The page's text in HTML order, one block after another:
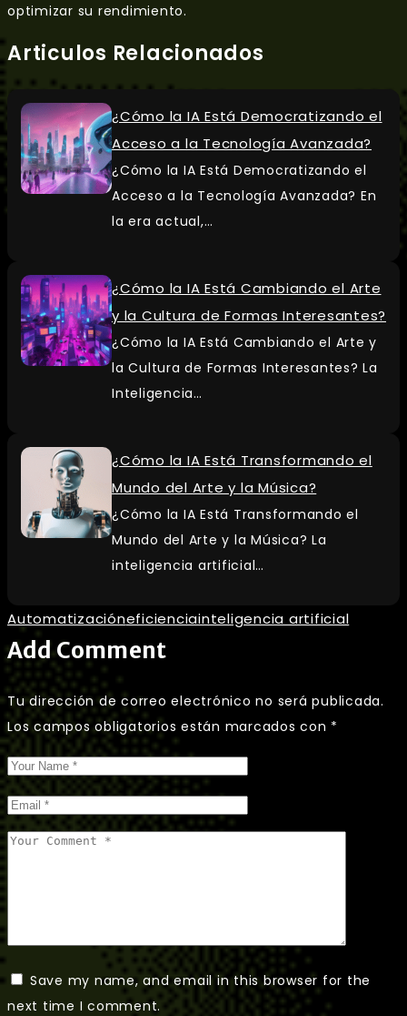
optimizar su rendimiento.
Articulos Relacionados
¿Cómo la IA Está Democratizando el
Acceso a la Tecnología Avanzada?
¿Cómo la IA Está Democratizando el
Acceso a la Tecnología Avanzada? En
la era actual,…
¿Cómo la IA Está Cambiando el Arte
y la Cultura de Formas Interesantes?
¿Cómo la IA Está Cambiando el Arte y
la Cultura de Formas Interesantes? La
Inteligencia…
¿Cómo la IA Está Transformando el
Mundo del Arte y la Música?
¿Cómo la IA Está Transformando el
Mundo del Arte y la Música? La
inteligencia artificial…
Automatizacióneficienciainteligencia artificial
Add Comment
Tu dirección de correo electrónico no será publicada.
Los campos obligatorios están marcados con *
Save my name, and email in this browser for the
next time I comment.